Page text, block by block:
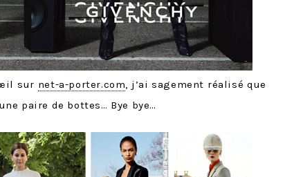
sur net-a-porter.com, j’ai sagement réalisé que
paire de bottes… Bye bye…